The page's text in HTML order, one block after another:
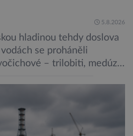
5.8.2026
hladinou tehdy doslova
se proháněli
– trilobiti, medúzy
podobný tvor, který měl
pro dnešní pavouky.
jsou členovci patřící do
Vyznačují se takzvanými